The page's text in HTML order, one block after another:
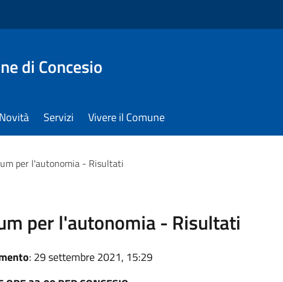
di Concesio
Novità Servizi Vivere il Comune
per l'autonomia - Risultati
per l'autonomia - Risultati
: 29 settembre 2021, 15:29